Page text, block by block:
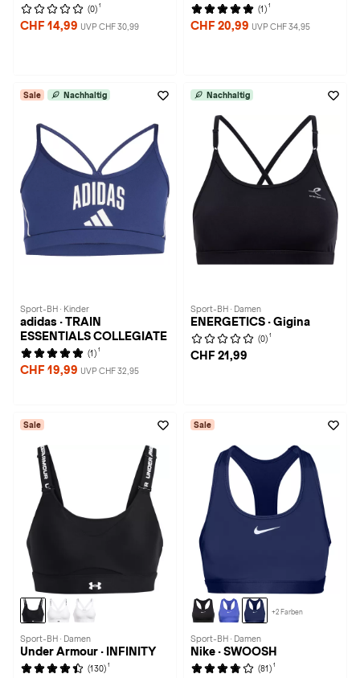
(0) 1
CHF 14,99 UVP CHF 30,99
(1) 1
CHF 20,99 UVP CHF 34,95
Sale Nachhaltig
Sport-BH · Kinder
adidas · TRAIN
ESSENTIALS COLLEGIATE
(1) 1
CHF 19,99 UVP CHF 32,95
Nachhaltig
Sport-BH · Damen
ENERGETICS · Gigina
(0) 1
CHF 21,99
Sale
Sport-BH · Damen
Under Armour · INFINITY
(130) 1
Sale
+2 Farben
Sport-BH · Damen
Nike · SWOOSH
(81) 1